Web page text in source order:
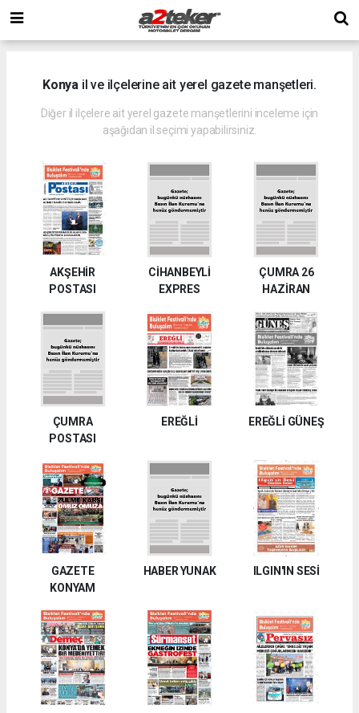
Konyail ve ilçelerine ait yerel gazete manşetleri.
Diğer il ilçelere ait yerel gazete manşetlerini inceleme için
aşağıdan il seçimi yapabilirsiniz.
AKŞEHİR
POSTASI
CİHANBEYLİ
EXPRES
ÇUMRA 26
HAZİRAN
ÇUMRA
POSTASI
EREĞLİ EREĞLİ GÜNEŞ
GAZETE
KONYAM
HABER YUNAK ILGIN'IN SESİ